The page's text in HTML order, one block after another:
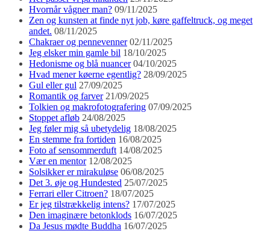
Hvornår vågner man? 09/11/2025
Zen og kunsten at finde nyt job, køre gaffeltruck, og meget
andet. 08/11/2025
Chakraer og pennevenner 02/11/2025
Jeg elsker min gamle bil 18/10/2025
Hedonisme og blå nuancer 04/10/2025
Hvad mener køerne egentlig? 28/09/2025
Gul eller gul 27/09/2025
Romantik og farver 21/09/2025
Tolkien og makrofotografering 07/09/2025
Stoppet afløb 24/08/2025
Jeg føler mig så ubetydelig 18/08/2025
En stemme fra fortiden 16/08/2025
Foto af sensommerduft 14/08/2025
Vær en mentor 12/08/2025
Solsikker er mirakuløse 06/08/2025
Det 3. øje og Hundested 25/07/2025
Ferrari eller Citroen? 18/07/2025
Er jeg tilstrækkelig intens? 17/07/2025
Den imaginære betonklods 16/07/2025
Da Jesus mødte Buddha 16/07/2025